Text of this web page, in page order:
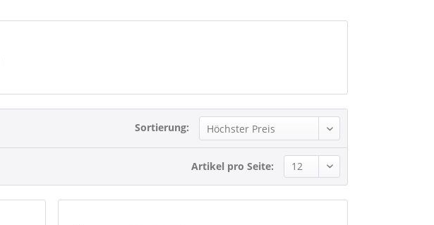
Sortierung:
Artikel pro Seite: